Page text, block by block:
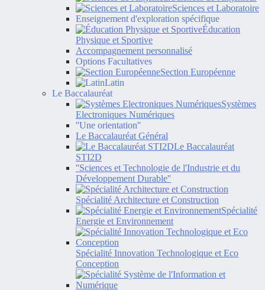
Sciences et Laboratoire
Enseignement d'exploration spécifique
Éducation
Physique et Sportive
Accompagnement personnalisé
Options Facultatives
Section Européenne
Latin
Le Baccalauréat
Systèmes
Electroniques Numériques
''Une orientation''
Le Baccalauréat Général
Le Baccalauréat
STI2D
''Sciences et Technologie de l'Industrie et du
Développement Durable''
Spécialité Architecture et Construction
Spécialité
Energie et Environnement
Spécialité Innovation Technologique et Eco
Conception